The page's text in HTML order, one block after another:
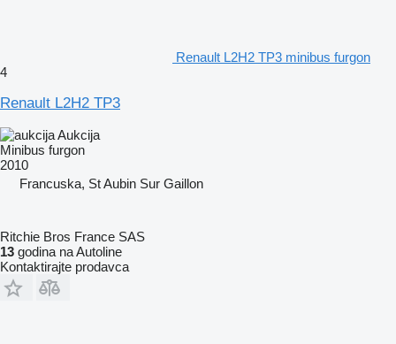
Renault L2H2 TP3 minibus furgon
4
Renault L2H2 TP3
Aukcija
Minibus furgon
2010
Francuska, St Aubin Sur Gaillon
Ritchie Bros France SAS
13 godina na Autoline
Kontaktirajte prodavca